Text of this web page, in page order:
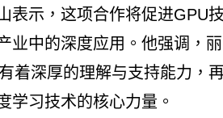
表示，这项合作将促进GPU
业中的深度应用。他强调，
着深厚的理解与支持能力，
学习技术的核心力量。